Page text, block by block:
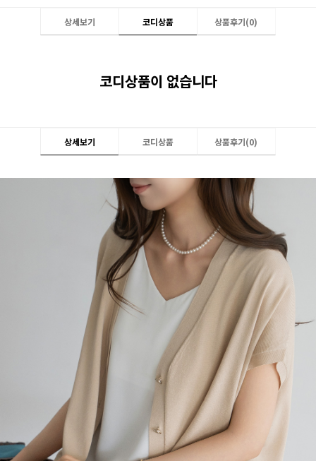
상세보기 코디상품 상품후기(0)
코디상품이 없습니다
상세보기 코디상품 상품후기(0)